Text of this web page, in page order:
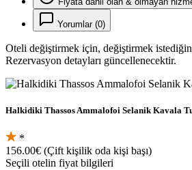
Yorumlar (0)
Oteli değiştirmek için, değiştirmek
Rezervasyon detayları güncellenecektir.
Halkidiki Thassos Ammalofoi Selanik Kavala
*
156.00€ (Çift kişilik oda kişi başı)
Seçili otelin fiyat bilgileri